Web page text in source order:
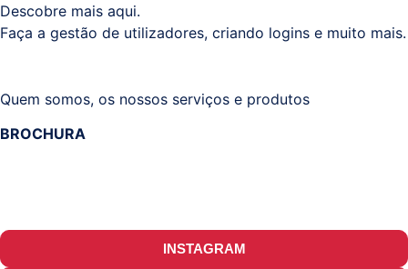
Descobre mais aqui.
Faça a gestão de utilizadores, criando logins e muito mais.
Quem somos, os nossos serviços e produtos
BROCHURA
INSTAGRAM